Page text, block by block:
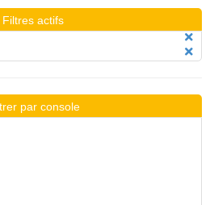
Filtres actifs
par console